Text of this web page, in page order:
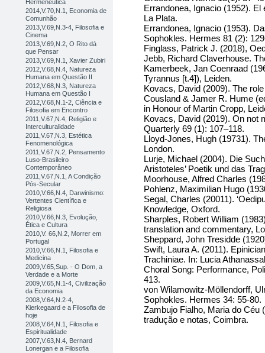
Hermenêutica
2014,V.70,N.1, Economia de
Comunhão
2013,V.69,N.3-4, Filosofia e
Cinema
2013,V.69,N.2, O Rito dá
que Pensar
2013,V.69,N.1, Xavier Zubiri
2012,V.68,N.4, Natureza
Humana em Questão II
2012,V.68,N.3, Natureza
Humana em Questão I
2012,V.68,N.1-2, Ciência e
Filosofia em Encontro
2011,V.67,N.4, Religião e
Interculturalidade
2011,V.67,N.3, Estética
Fenomenológica
2011,V.67,N.2, Pensamento
Luso-Brasileiro
Contemporâneo
2011,V.67,N.1, A Condição
Pós-Secular
2010,V.66,N.4, Darwinismo:
Vertentes Científica e
Religiosa
2010,V.66,N.3, Evolução,
Ética e Cultura
2010,V. 66,N.2, Morrer em
Portugal
2010,V.66,N.1, Filosofia e
Medicina
2009,V.65,Sup. - O Dom, a
Verdade e a Morte
2009,V.65,N.1-4, Civilização
da Economia
2008,V.64,N.2-4,
Kierkegaard e a Filosofia de
hoje
2008,V.64,N.1, Filosofia e
Espiritualidade
2007,V.63,N.4, Bernard
Lonergan e a Filosofia
Errandonea, Ignacio (1952).
La Plata.
Errandonea, Ignacio (1953).
Sophokles. Hermes 81 (2):
Finglass, Patrick J. (2018),
Jebb, Richard Claverhouse.
Kamerbeek, Jan Coenraad
Tyrannus [t.4]), Leiden.
Kovacs, David (2009). The
Cousland & Jamer R. Hume
in Honour of Martin Cropp,
Kovacs, David (2019). On not
Quarterly 69 (1): 107–118.
Lloyd-Jones, Hugh (19731).
London.
Lurje, Michael (2004). Die
Aristoteles’ Poetik und das
Moorhouse, Alfred Charles
Pohlenz, Maximilian Hugo
Segal, Charles (20011).
Knowledge, Oxford.
Sharples, Robert William
translation and commentary,
Sheppard, John Tresidde
Swift, Laura A. (2011).
Trachiniae. In: Lucia
Choral Song: Performance,
413.
von Wilamowitz-Möllendorff,
Sophokles. Hermes 34: 55-80.
Zambujo Fialho, Maria do Céu
tradução e notas, Coimbra.